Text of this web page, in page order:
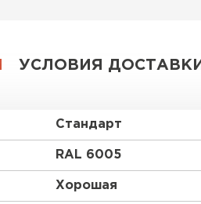
УСЛОВИЯ ДОСТАВКИ
Стандарт
RAL 6005
Хорошая